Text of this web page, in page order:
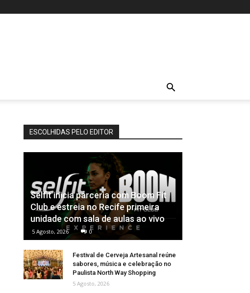
ESCOLHIDAS PELO EDITOR
Selfit inicia parceria com Boom Fit
Club e estreia no Recife primeira
unidade com sala de aulas ao vivo
5 Agosto, 2026 0
Festival de Cerveja Artesanal reúne
sabores, música e celebração no
Paulista North Way Shopping
5 Agosto, 2026